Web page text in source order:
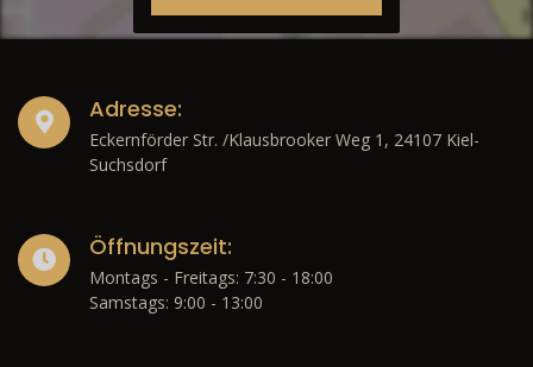
Adresse:
Eckernförder Str. /Klausbrooker Weg 1, 24107 Kiel-
Suchsdorf
Öffnungszeit:
Montags - Freitags: 7:30 - 18:00
Samstags: 9:00 - 13:00